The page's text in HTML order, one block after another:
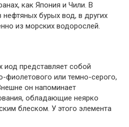
как Япония и Чили. В
нефтяных бурых вод, в других
из морских водорослей.
иод представляет собой
фиолетового или темно-серого,
он напоминает
обладающие неярко
блеском. У этого элемента